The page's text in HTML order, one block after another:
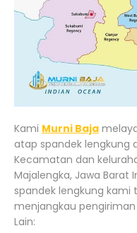
Kami Murni Baja
atap spandek lengkung
Kecamatan dan
Majalengka, Jawa Barat
spandek lengkung kami
menjangkau
Lain: